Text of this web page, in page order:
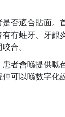
否適合貼面。
有冇蛀牙、牙齦
合。
者會喺提供嘅
仲可以喺數字化